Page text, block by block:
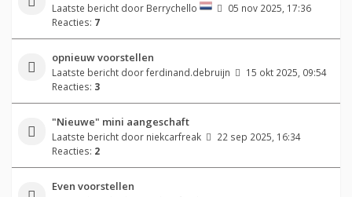
Laatste bericht door Berrychello
05 nov 2025, 17:36
Reacties: 7
opnieuw voorstellen
Laatste bericht doorferdinand.debruijn
15 okt 2025, 09:54
Reacties: 3
"Nieuwe" mini aangeschaft
Laatste bericht door niekcarfreak
22 sep 2025, 16:34
Reacties: 2
Even voorstellen